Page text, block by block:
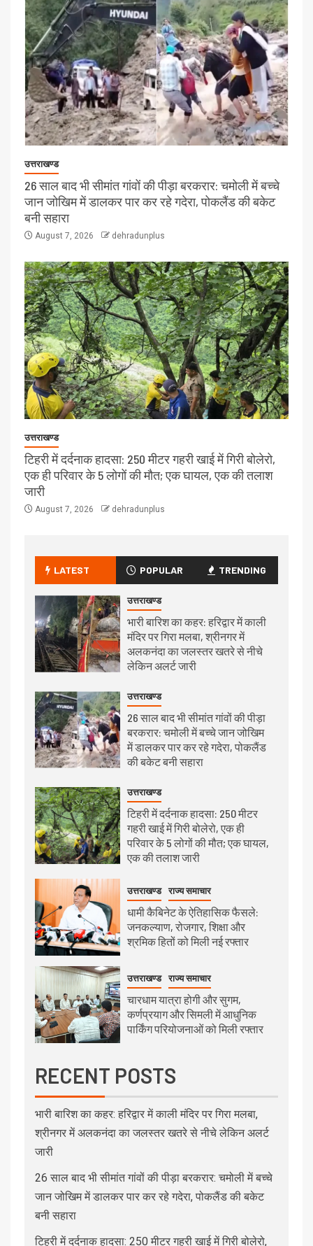
उत्तराखण्ड
26 साल बाद भी सीमांत गांवों की पीड़ा बरकरार: चमोली में बच्चे
जान जोखिम में डालकर पार कर रहे गदेरा, पोकलैंड की बकेट
बनी सहारा
August 7, 2026 dehradunplus
उत्तराखण्ड
टिहरी में दर्दनाक हादसा: 250 मीटर गहरी खाई में गिरी बोलेरो,
एक ही परिवार के 5 लोगों की मौत; एक घायल, एक की तलाश
जारी
August 7, 2026 dehradunplus
LATEST POPULAR TRENDING
उत्तराखण्ड
भारी बारिश का कहर: हरिद्वार में काली
मंदिर पर गिरा मलबा, श्रीनगर में
अलकनंदा का जलस्तर खतरे से नीचे
लेकिन अलर्ट जारी
उत्तराखण्ड
26 साल बाद भी सीमांत गांवों की पीड़ा
बरकरार: चमोली में बच्चे जान जोखिम
में डालकर पार कर रहे गदेरा, पोकलैंड
की बकेट बनी सहारा
उत्तराखण्ड
टिहरी में दर्दनाक हादसा: 250 मीटर
गहरी खाई में गिरी बोलेरो, एक ही
परिवार के 5 लोगों की मौत; एक घायल,
एक की तलाश जारी
उत्तराखण्ड राज्य समाचार
धामी कैबिनेट के ऐतिहासिक फैसले:
जनकल्याण, रोजगार, शिक्षा और
श्रमिक हितों को मिली नई रफ्तार
उत्तराखण्ड राज्य समाचार
चारधाम यात्रा होगी और सुगम,
कर्णप्रयाग और सिमली में आधुनिक
पार्किंग परियोजनाओं को मिली रफ्तार
RECENT POSTS
भारी बारिश का कहर: हरिद्वार में काली मंदिर पर गिरा मलबा,
श्रीनगर में अलकनंदा का जलस्तर खतरे से नीचे लेकिन अलर्ट
जारी
26 साल बाद भी सीमांत गांवों की पीड़ा बरकरार: चमोली में बच्चे
जान जोखिम में डालकर पार कर रहे गदेरा, पोकलैंड की बकेट
बनी सहारा
टिहरी में दर्दनाक हादसा: 250 मीटर गहरी खाई में गिरी बोलेरो,